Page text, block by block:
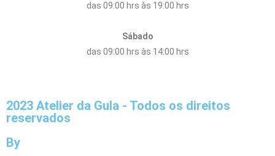
das 09:00 hrs às 19:00 hrs
Sábado
das 09:00 hrs às 14:00 hrs
2023 Atelier da Gula - Todos os direitos
reservados
By